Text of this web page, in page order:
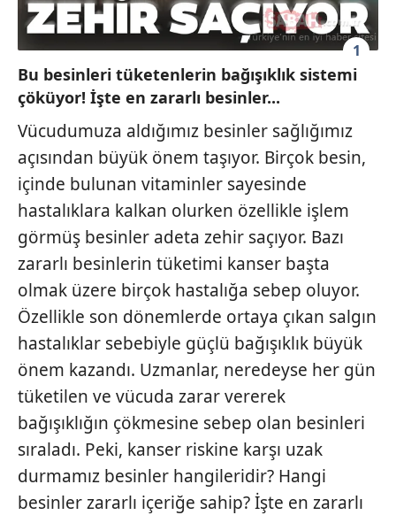
1
Bu besinleri tüketenlerin bağışıklık sistemi
çöküyor! İşte en zararlı besinler...
Vücudumuza aldığımız besinler sağlığımız
açısından büyük önem taşıyor. Birçok besin,
içinde bulunan vitaminler sayesinde
hastalıklara kalkan olurken özellikle işlem
görmüş besinler adeta zehir saçıyor. Bazı
zararlı besinlerin tüketimi kanser başta
olmak üzere birçok hastalığa sebep oluyor.
Özellikle son dönemlerde ortaya çıkan salgın
hastalıklar sebebiyle güçlü bağışıklık büyük
önem kazandı. Uzmanlar, neredeyse her gün
tüketilen ve vücuda zarar vererek
bağışıklığın çökmesine sebep olan besinleri
sıraladı. Peki, kanser riskine karşı uzak
durmamız besinler hangileridir? Hangi
besinler zararlı içeriğe sahip? İşte en zararlı